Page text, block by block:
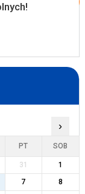
›
PT SOB
31
1
7
8